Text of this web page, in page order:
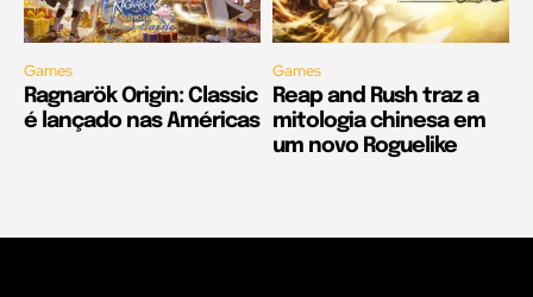
Games
Ragnarök Origin: Classic
é lançado nas Américas
Games
Reap and Rush traz a
mitologia chinesa em
um novo Roguelike